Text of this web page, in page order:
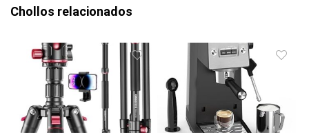
Chollos relacionados